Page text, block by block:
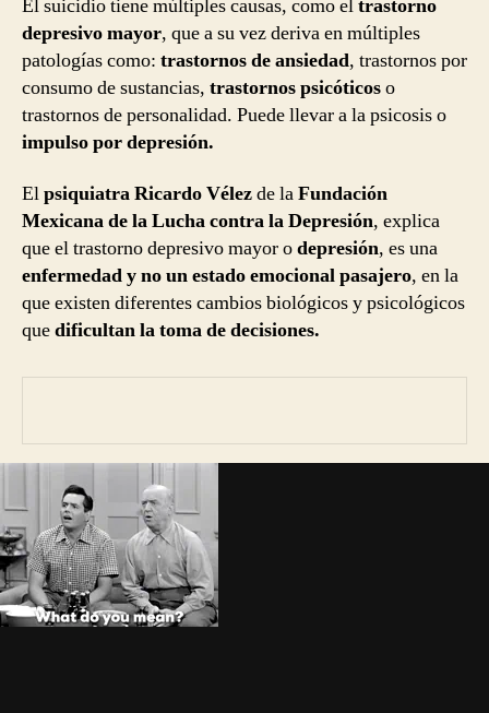
El suicidio tiene múltiples causas, como eltrastorno
depresivo mayor, que a su vez deriva en múltiples
patologías como: trastornos de ansiedad, trastornos por
consumo de sustancias, trastornos psicóticoso
trastornos de personalidad. Puede llevar a la psicosis o
impulso por depresión.
Elpsiquiatra Ricardo Vélezde laFundación
Mexicana de la Lucha contra la Depresión, explica
que el trastorno depresivo mayor odepresión, es una
enfermedad y no un estado emocional pasajero, en la
que existen diferentes cambios biológicos y psicológicos
quedificultan la toma de decisiones.